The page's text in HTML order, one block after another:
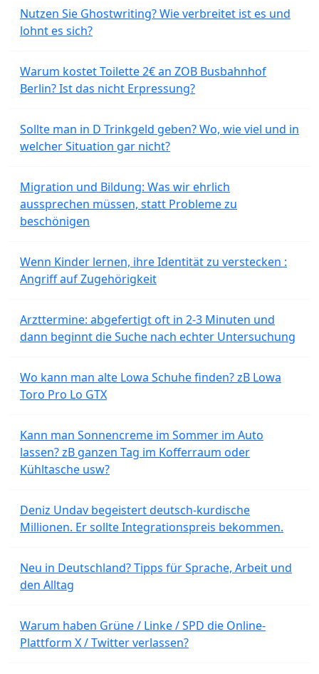
Nutzen Sie Ghostwriting? Wie verbreitet ist es und
lohnt es sich?
Warum kostet Toilette 2€ an ZOB Busbahnhof
Berlin? Ist das nicht Erpressung?
Sollte man in D Trinkgeld geben? Wo, wie viel und in
welcher Situation gar nicht?
Migration und Bildung: Was wir ehrlich
aussprechen müssen, statt Probleme zu
beschönigen
Wenn Kinder lernen, ihre Identität zu verstecken :
Angriff auf Zugehörigkeit
Arzttermine: abgefertigt oft in 2-3 Minuten und
dann beginnt die Suche nach echter Untersuchung
Wo kann man alte Lowa Schuhe finden? zB Lowa
Toro Pro Lo GTX
Kann man Sonnencreme im Sommer im Auto
lassen? zB ganzen Tag im Kofferraum oder
Kühltasche usw?
Deniz Undav begeistert deutsch-kurdische
Millionen. Er sollte Integrationspreis bekommen.
Neu in Deutschland? Tipps für Sprache, Arbeit und
den Alltag
Warum haben Grüne / Linke / SPD die Online-
Plattform X / Twitter verlassen?